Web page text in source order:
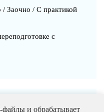
Заочно / С практикой
с
и обрабатывает